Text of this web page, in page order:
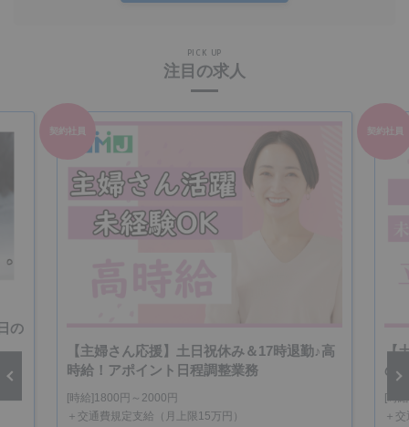
PICK UP
注目の求人
の
契約社員
【主婦さん応援】土日祝休み＆17時退勤♪高
時給！アポイント日程調整業務
[時給]1800円～2000円
＋交通費規定支給（月上限15万円）
契約社員
【
の
[時
＋
Next